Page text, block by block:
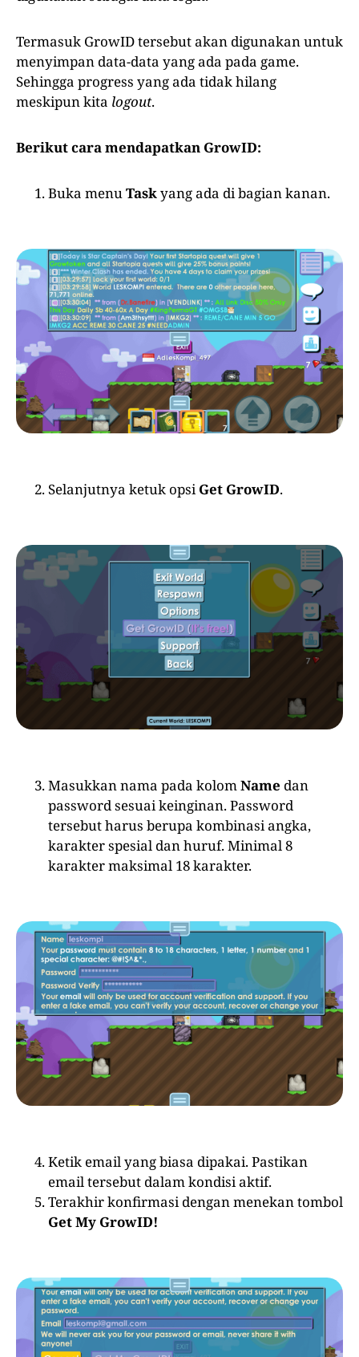
Termasuk GrowID tersebut akan digunakan untuk
menyimpan data-data yang ada pada game.
Sehingga progress yang ada tidak hilang
meskipun kita logout.
Berikut cara mendapatkan GrowID:
Buka menuTaskyang ada di bagian kanan.
Selanjutnya ketuk opsiGet GrowID.
Masukkan nama pada kolomName dan
password sesuai keinginan. Password
tersebut harus berupa kombinasi angka,
karakter spesial dan huruf. Minimal 8
karakter maksimal 18 karakter.
Ketik email yang biasa dipakai. Pastikan
email tersebut dalam kondisi aktif.
Terakhir konfirmasi dengan menekan tombol
Get My GrowID!